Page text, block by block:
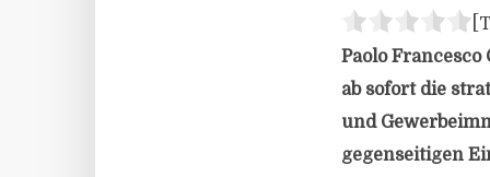
Paolo
ab sofort die
und
gegenseitigen